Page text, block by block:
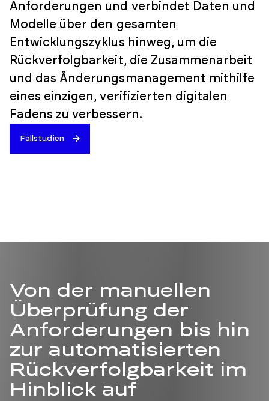
Anforderungen und verbindet Daten und
Modelle über den gesamten
Entwicklungszyklus hinweg, um die
Rückverfolgbarkeit, die Zusammenarbeit
und das Änderungsmanagement mithilfe
eines einzigen, verifizierten digitalen
Fadens zu verbessern.
Fallstudien
Von der manuellen
Überprüfung der
Anforderungen bis hin
zur automatisierten
Rückverfolgbarkeit im
Hinblick auf